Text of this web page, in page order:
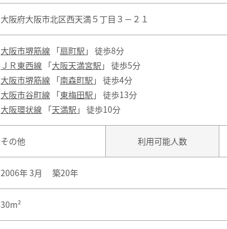
大阪府大阪市北区西天満５丁目３－２１
大阪市堺筋線 「扇町駅 」 徒歩8分
ＪＲ東西線 「大阪天満宮駅 」 徒歩5分
大阪市堺筋線 「南森町駅 」 徒歩4分
大阪市谷町線 「東梅田駅 」 徒歩13分
大阪環状線 「天満駅 」 徒歩10分
その他 利用可能人数
2006年 3月 築20年
30m²